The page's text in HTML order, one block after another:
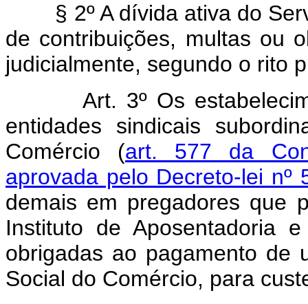
§ 2º A dívida ativa do
de contribuições, multas ou
judicialmente, segundo o rito
Art. 3º Os
entidades sindicais
Comércio (art. 577 da
aprovada pelo Decreto-lei nº
demais em pregadores que
Instituto de Aposentadoria
obrigadas ao pagamento de
Social do Comércio, para